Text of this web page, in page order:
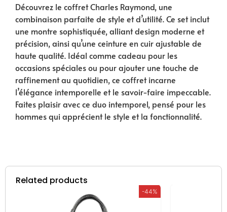
Découvrez le coffret Charles Raymond, une
combinaison parfaite de style et d’utilité. Ce set inclut
une montre sophistiquée, alliant design moderne et
précision, ainsi qu’une ceinture en cuir ajustable de
haute qualité. Idéal comme cadeau pour les
occasions spéciales ou pour ajouter une touche de
raffinement au quotidien, ce coffret incarne
l’élégance intemporelle et le savoir-faire impeccable.
Faites plaisir avec ce duo intemporel, pensé pour les
hommes qui apprécient le style et la fonctionnalité.
Related products
-44%